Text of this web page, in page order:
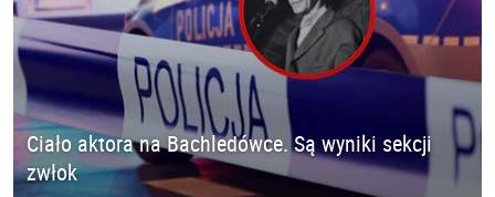
Ciało aktora na Bachledówce. Są wyniki sekcji
zwłok